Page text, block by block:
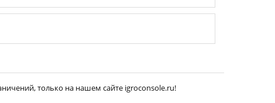
только на нашем сайте igroconsole.ru!